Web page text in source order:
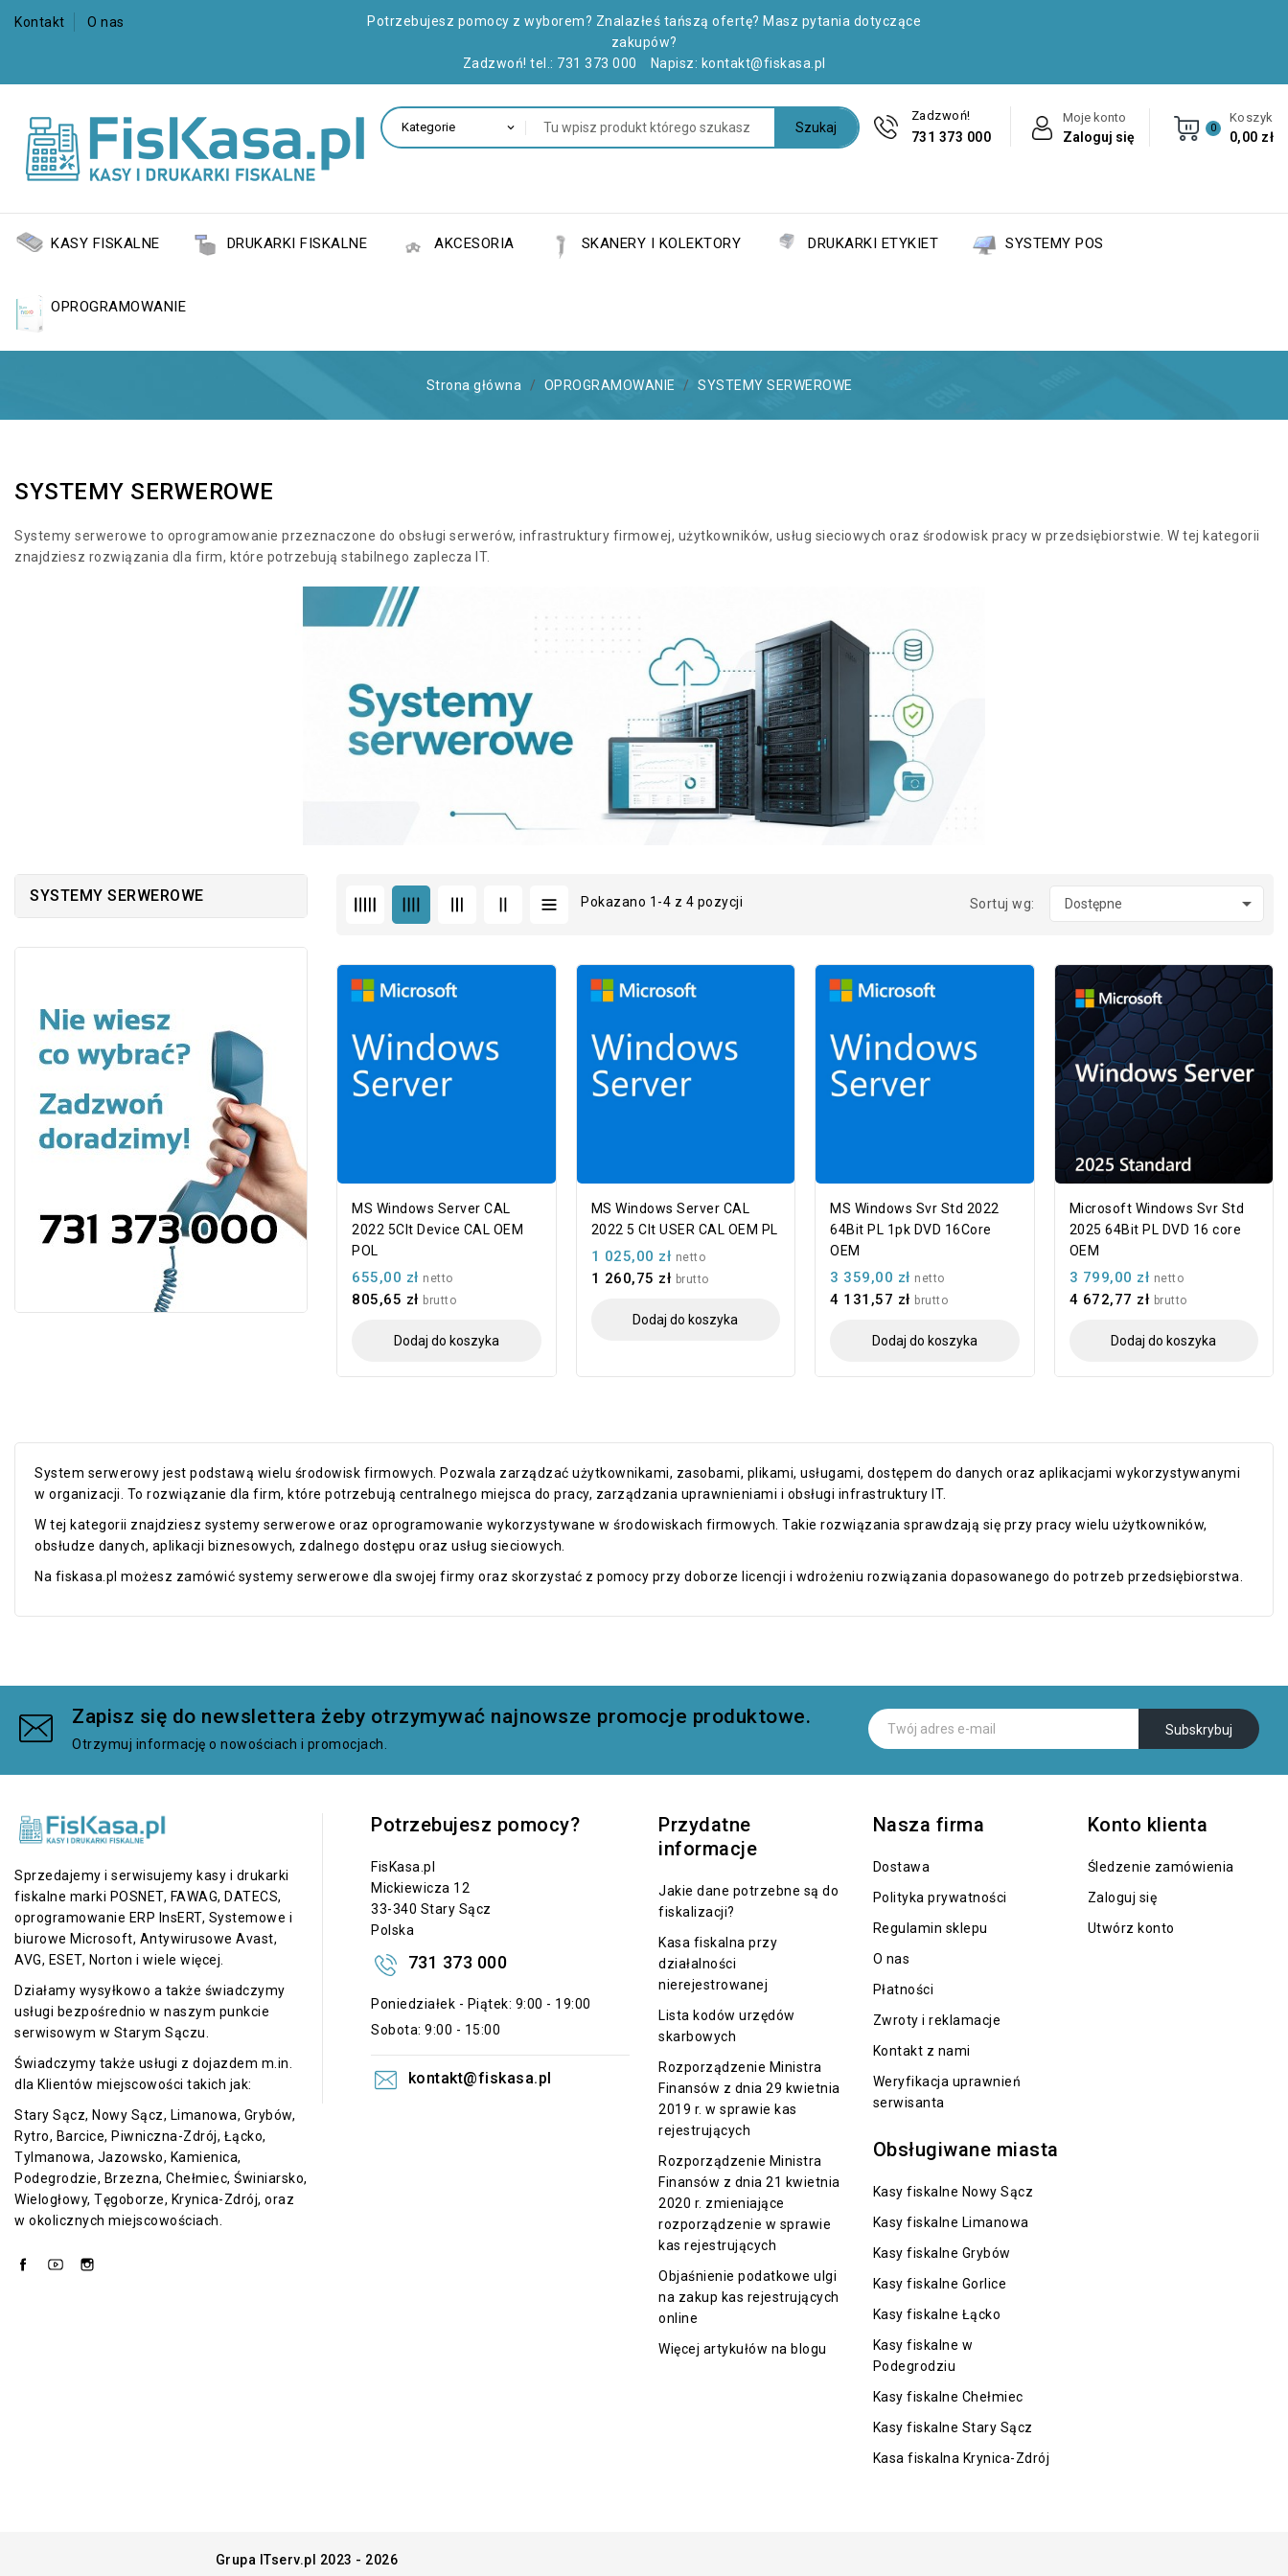
Kontakt O nas
Potrzebujesz pomocy z wyborem? Znalazłeś tańszą ofertę? Masz pytania dotyczące
zakupów?
Zadzwoń! tel.: 731 373 000 Napisz: kontakt@fiskasa.pl
0
Koszyk
0,00 zł
Moje konto
Zaloguj się
Zadzwoń!
731 373 000
Szukaj
KASY FISKALNE DRUKARKI FISKALNE AKCESORIA SKANERY I KOLEKTORY DRUKARKI ETYKIET SYSTEMY POS
OPROGRAMOWANIE
Strona główna OPROGRAMOWANIE SYSTEMY SERWEROWE
SYSTEMY SERWEROWE
Systemy serwerowe to oprogramowanie przeznaczone do obsługi serwerów, infrastruktury firmowej, użytkowników, usług sieciowych oraz środowisk pracy w przedsiębiorstwie. W tej kategorii
znajdziesz rozwiązania dla firm, które potrzebują stabilnego zaplecza IT.
SYSTEMY SERWEROWE Pokazano 1-4 z 4 pozycji Sortuj wg: Dostępne 
MS Windows Server CAL
2022 5Clt Device CAL OEM
POL
655,00 zł netto
805,65 zł brutto
Dodaj do koszyka
MS Windows Server CAL
2022 5 Clt USER CAL OEM PL
1 025,00 zł netto
1 260,75 zł brutto
Dodaj do koszyka
MS Windows Svr Std 2022
64Bit PL 1pk DVD 16Core
OEM
3 359,00 zł netto
4 131,57 zł brutto
Dodaj do koszyka
Microsoft Windows Svr Std
2025 64Bit PL DVD 16 core
OEM
3 799,00 zł netto
4 672,77 zł brutto
Dodaj do koszyka
System serwerowy jest podstawą wielu środowisk firmowych. Pozwala zarządzać użytkownikami, zasobami, plikami, usługami, dostępem do danych oraz aplikacjami wykorzystywanymi
w organizacji. To rozwiązanie dla firm, które potrzebują centralnego miejsca do pracy, zarządzania uprawnieniami i obsługi infrastruktury IT.
W tej kategorii znajdziesz systemy serwerowe oraz oprogramowanie wykorzystywane w środowiskach firmowych. Takie rozwiązania sprawdzają się przy pracy wielu użytkowników,
obsłudze danych, aplikacji biznesowych, zdalnego dostępu oraz usług sieciowych.
Na fiskasa.pl możesz zamówić systemy serwerowe dla swojej firmy oraz skorzystać z pomocy przy doborze licencji i wdrożeniu rozwiązania dopasowanego do potrzeb przedsiębiorstwa.
Zapisz się do newslettera żeby otrzymywać najnowsze promocje produktowe.
Otrzymuj informację o nowościach i promocjach.
Sprzedajemy i serwisujemy kasy i drukarki
fiskalne marki POSNET, FAWAG, DATECS,
oprogramowanie ERP InsERT, Systemowe i
biurowe Microsoft, Antywirusowe Avast,
AVG, ESET, Norton i wiele więcej.
Działamy wysyłkowo a także świadczymy
usługi bezpośrednio w naszym punkcie
serwisowym w Starym Sączu.
Świadczymy także usługi z dojazdem m.in.
dla Klientów miejscowości takich jak:
Stary Sącz, Nowy Sącz, Limanowa, Grybów,
Rytro, Barcice, Piwniczna-Zdrój, Łącko,
Tylmanowa, Jazowsko, Kamienica,
Podegrodzie, Brzezna, Chełmiec, Świniarsko,
Wielogłowy, Tęgoborze, Krynica-Zdrój, oraz
w okolicznych miejscowościach.
FacebookYouTube
Potrzebujesz pomocy?
FisKasa.pl
Mickiewicza 12
33-340 Stary Sącz
Polska
731 373 000
Poniedziałek - Piątek: 9:00 - 19:00
Sobota: 9:00 - 15:00
kontakt@fiskasa.pl
Przydatne
informacje
Jakie dane potrzebne są do
fiskalizacji?
Kasa fiskalna przy
działalności
nierejestrowanej
Lista kodów urzędów
skarbowych
Rozporządzenie Ministra
Finansów z dnia 29 kwietnia
2019 r. w sprawie kas
rejestrujących
Rozporządzenie Ministra
Finansów z dnia 21 kwietnia
2020 r. zmieniające
rozporządzenie w sprawie
kas rejestrujących
Objaśnienie podatkowe ulgi
na zakup kas rejestrujących
online
Więcej artykułów na blogu
Nasza firma
Dostawa
Polityka prywatności
Regulamin sklepu
O nas
Płatności
Zwroty i reklamacje
Kontakt z nami
Weryfikacja uprawnień
serwisanta
Obsługiwane miasta
Kasy fiskalne Nowy Sącz
Kasy fiskalne Limanowa
Kasy fiskalne Grybów
Kasy fiskalne Gorlice
Kasy fiskalne Łącko
Kasy fiskalne w
Podegrodziu
Kasy fiskalne Chełmiec
Kasy fiskalne Stary Sącz
Kasa fiskalna Krynica-Zdrój
Konto klienta
Śledzenie zamówienia
Zaloguj się
Utwórz konto
Grupa ITserv.pl 2023 - 2026